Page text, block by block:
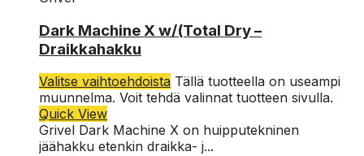
Dark Machine X w/(Total Dry –
Draikkahakku
Valitse vaihtoehdoista Tällä tuotteella on useampi
muunnelma. Voit tehdä valinnat tuotteen sivulla.
Quick View
Grivel Dark Machine X on huipputekninen
jäähakku etenkin draikka- j...